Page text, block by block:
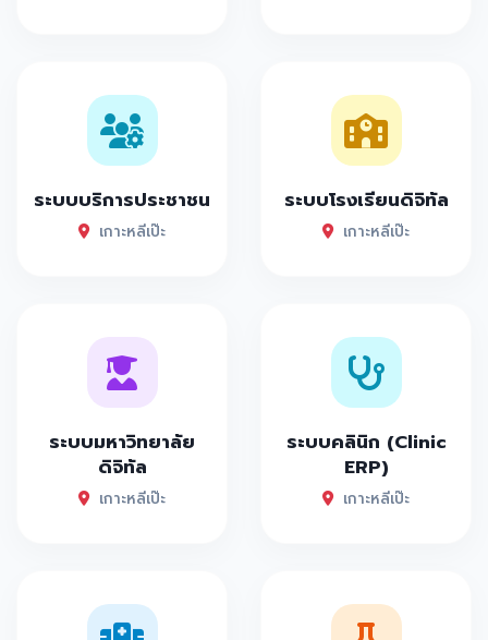
ระบบบริการประชาชน
เกาะหลีเป๊ะ
ระบบโรงเรียนดิจิทัล
เกาะหลีเป๊ะ
ระบบมหาวิทยาลัย
ดิจิทัล
เกาะหลีเป๊ะ
ระบบคลินิก (Clinic
ERP)
เกาะหลีเป๊ะ